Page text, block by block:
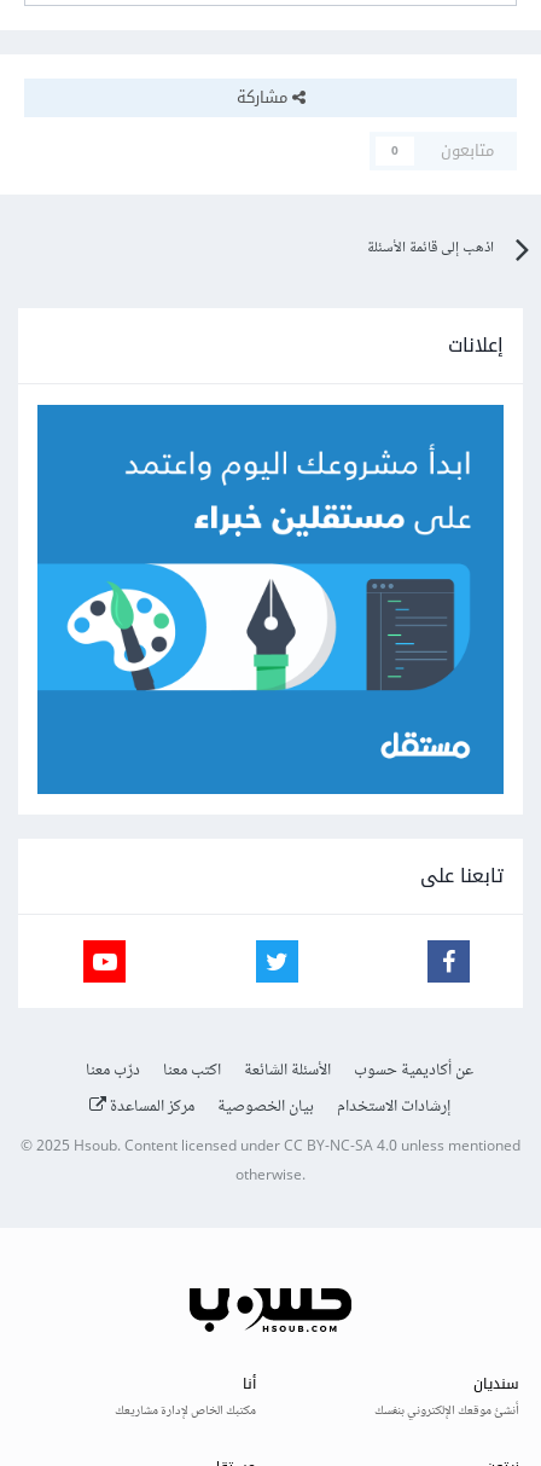
مشاركة
متابعون
0
اذهب إلى قائمة الأسئلة
إعلانات
تابعنا على
عن أكاديمية حسوب الأسئلة الشائعة اكتب معنا
درّب معنا
إرشادات الاستخدام
بيان الخصوصية مركز المساعدة
© 2025Hsoub.Content licensed underCC BY-NC-SA 4.0unless mentioned
otherwise.